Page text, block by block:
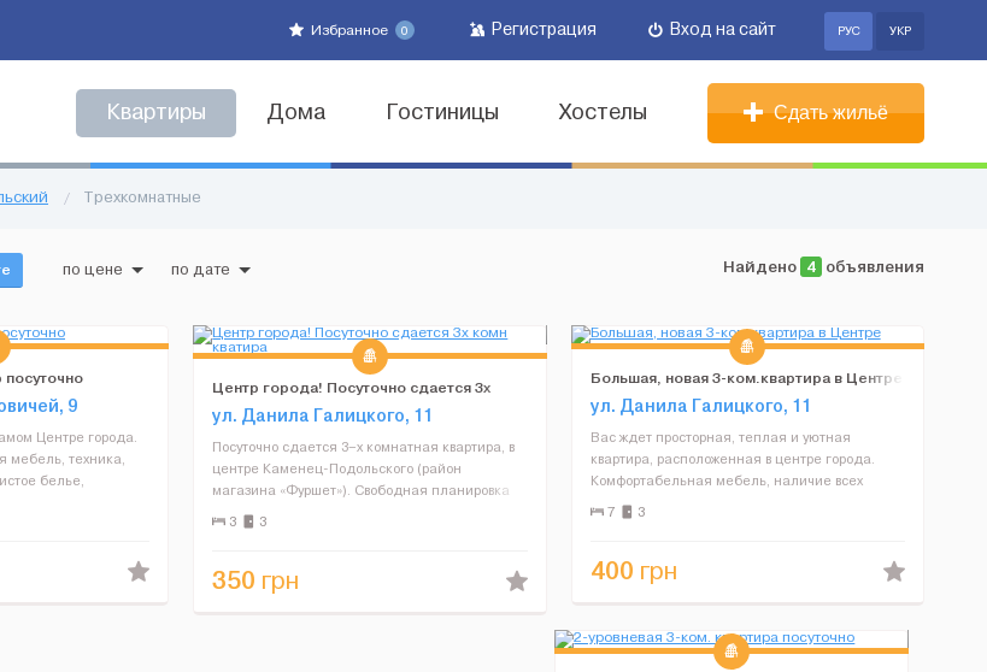
Избранное 0 Регистрация Вход на сайт РУС УКР
Квартиры Дома Гостиницы Хостелы Сдать жильё
/ Трехкомнатные
по цене по дате Найдено 4 объявления
9
Центре города.
мебель, техника,
белье,
вся необходимая
вкусной домашней
Центр города! Посуточно сдается 3х
комн кватира
ул. Данила Галицкого, 11
Посуточно сдается 3–х комнатная квартира, в
центре Каменец-Подольского (район
магазина «Фуршет»). Свободная планировка
квартиры, комнаты раздельные: кухня,
гостиная,2 спальни. Максимальная
3 3
350 грн
Большая, новая 3-ком.квартира в Центре
ул. Данила Галицкого, 11
Вас ждет просторная, теплая и уютная
квартира, расположенная в центре города.
Комфортабельная мебель, наличие всех
необходимых принадлежностей (бытовая
техника, Wi-Fi, новая сантехника, ТВ,
7 3
400 грн